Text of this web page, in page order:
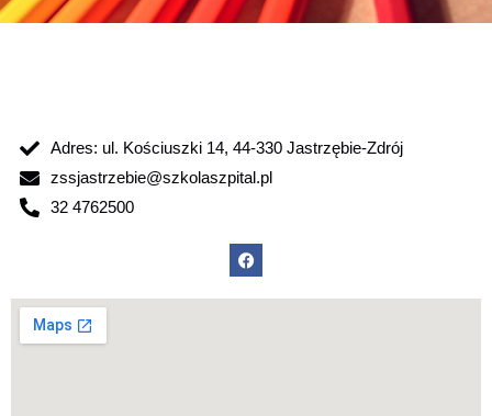
Adres: ul. Kościuszki 14, 44-330 Jastrzębie-Zdrój
zssjastrzebie@szkolaszpital.pl
32 4762500